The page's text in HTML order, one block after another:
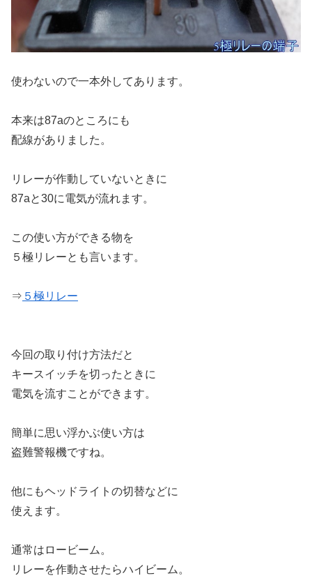
使わないので一本外してあります。
本来は87aのところにも
配線がありました。
リレーが作動していないときに
87aと30に電気が流れます。
この使い方ができる物を
５極リレーとも言います。
⇒ ５極リレー
今回の取り付け方法だと
キースイッチを切ったときに
電気を流すことができます。
簡単に思い浮かぶ使い方は
盗難警報機ですね。
他にもヘッドライトの切替などに
使えます。
通常はロービーム。
リレーを作動させたらハイビーム。